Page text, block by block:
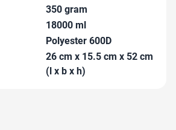
350 gram
18000 ml
Polyester 600D
26 cm x 15.5 cm x 52 cm
(l x b x h)